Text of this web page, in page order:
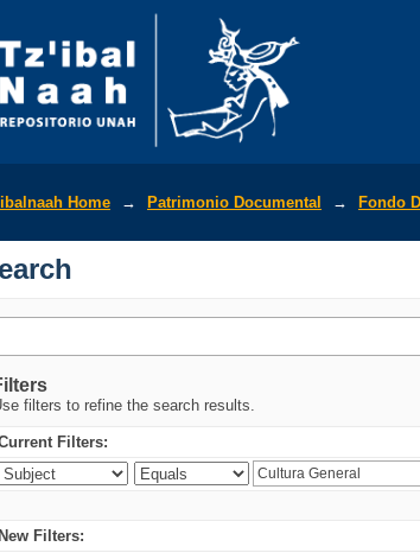
Home → Patrimonio Documental → Fondo
filters to refine the search results.
Filters:
New Filters: